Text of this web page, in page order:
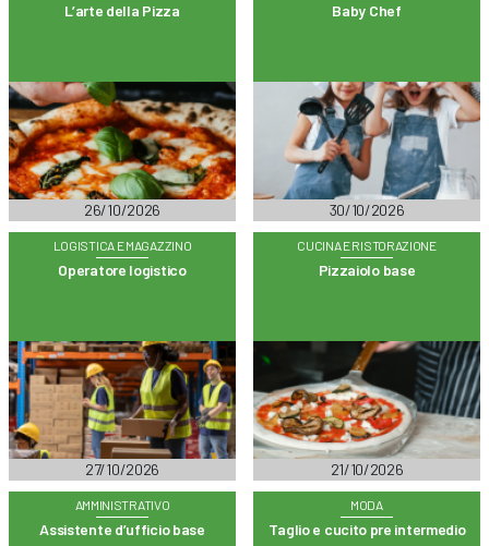
L’arte della Pizza
26/10/2026
Baby Chef
30/10/2026
LOGISTICA E MAGAZZINO
Operatore logistico
27/10/2026
CUCINA E RISTORAZIONE
Pizzaiolo base
21/10/2026
AMMINISTRATIVO
Assistente d’ufficio base
MODA
Taglio e cucito pre intermedio